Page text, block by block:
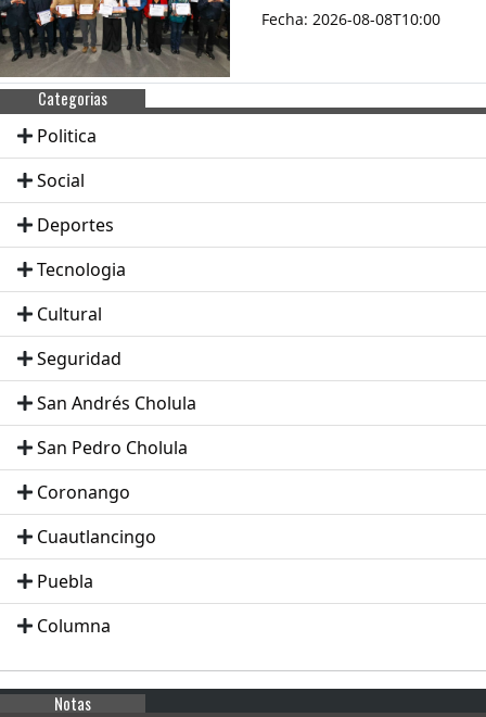
Fecha: 2026-08-08T10:00
Categorias
Politica
Social
Deportes
Tecnologia
Cultural
Seguridad
San Andrés Cholula
San Pedro Cholula
Coronango
Cuautlancingo
Puebla
Columna
Notas